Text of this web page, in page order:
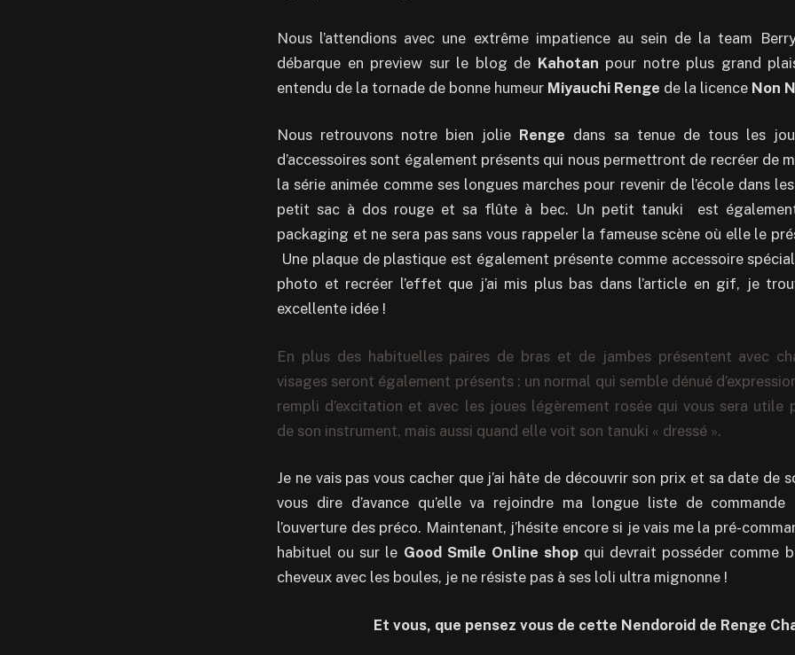
Nous l’attendions avec une extrême impatience au sein de la team
débarque en preview sur le blog de Kahotan pour notre plus grand
entendu de la tornade de bonne humeur Miyauchi Renge de la licence Non
Nous retrouvons notre bien jolie Renge dans sa tenue de tous les
d’accessoires sont également présents qui nous permettront de recréer de
la série animée comme ses longues marches pour revenir de l’école dans
petit sac à dos rouge et sa flûte à bec. Un petit tanuki est
packaging et ne sera pas sans vous rappeler la fameuse scène où elle le
Une plaque de plastique est également présente comme accessoire
photo et recréer l’effet que j’ai mis plus bas dans l’article en gif, je
excellente idée !
En plus des habituelles paires de bras et de jambes présentent avec
visages seront également présents : un normal qui semble dénué
rempli d’excitation et avec les joues légèrement rosée qui vous sera utile
de son instrument, mais aussi quand elle voit son tanuki « dressé ».
Je ne vais pas vous cacher que j’ai hâte de découvrir son prix et sa date de
vous dire d’avance qu’elle va rejoindre ma longue liste de commande
l’ouverture des préco. Maintenant, j’hésite encore si je vais me la pré-
habituel ou sur le Good Smile Online shopqui devrait posséder comme
cheveux avec les boules, je ne résiste pas à ses loli ultra mignonne !
Et vous, que pensez vous de cette Nendoroid de Renge